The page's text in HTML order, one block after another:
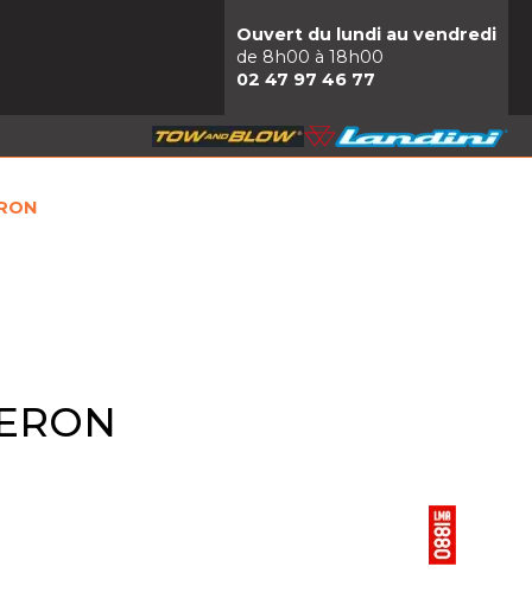
Ouvert du lundi au vendredi
de 8h00 à 18h00
02 47 97 46 77